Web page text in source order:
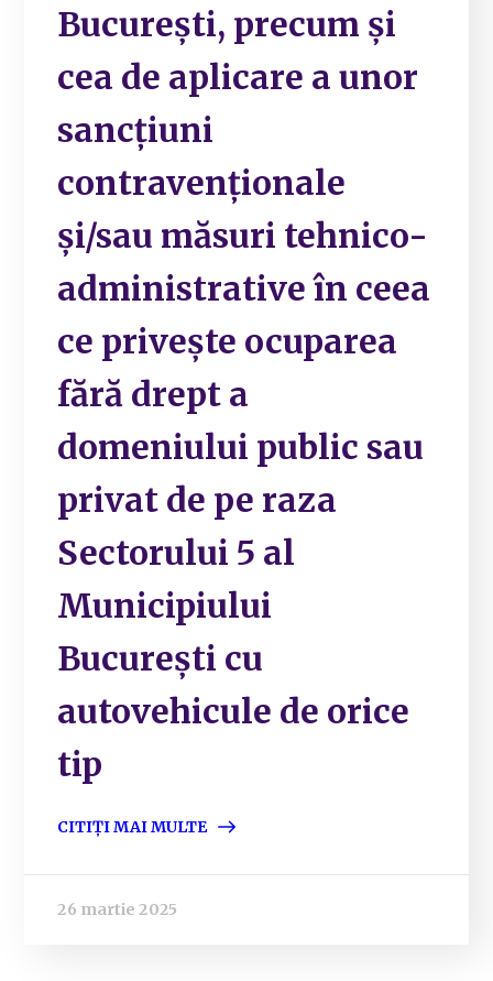
București, precum și
cea de aplicare a unor
sancțiuni
contravenționale
și/sau măsuri tehnico-
administrative în ceea
ce privește ocuparea
fără drept a
domeniului public sau
privat de pe raza
Sectorului 5 al
Municipiului
București cu
autovehicule de orice
tip
CITIȚI MAI MULTE
26 martie 2025